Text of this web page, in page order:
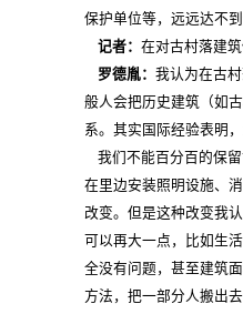
保护单位等，远远达不
记者：在对古村落建
罗德胤：我认为在古
般人会把历史建筑（如
系。其实国际经验表明
我们不能百分百的保
在里边安装照明设施、
改变。但是这种改变我
可以再大一点，比如生
全没有问题，甚至建筑
方法，把一部分人搬出